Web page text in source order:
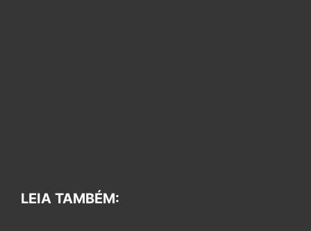
LEIA TAMBÉM: